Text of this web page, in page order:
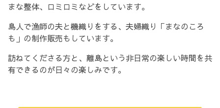
まな整体、ロミロミなどをしています。
島人で漁師の夫と機織りをする、夫婦織り「まなのころ
も」の制作販売もしています。
訪ねてくださる方と、離島という非日常の楽しい時間を共
有できるのが日々の楽しみです。